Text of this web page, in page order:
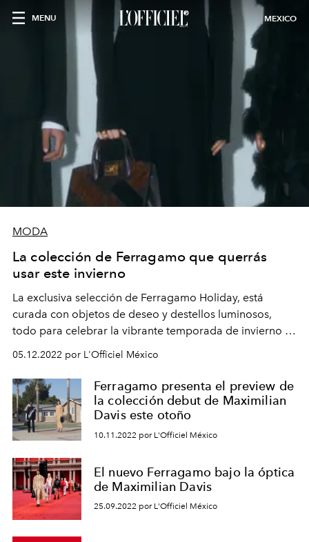
MENU MEXICO
MODA
La colección de Ferragamo que querrás
usar este invierno
La exclusiva selección de Ferragamo Holiday, está
curada con objetos de deseo y destellos luminosos,
todo para celebrar la vibrante temporada de invierno a
través de la sofisticación moderna
05.12.2022 por L'Officiel México
Ferragamo presenta el preview de
la colección debut de Maximilian
Davis este otoño
10.11.2022 por L'Officiel México
El nuevo Ferragamo bajo la óptica
de Maximilian Davis
25.09.2022 por L'Officiel México